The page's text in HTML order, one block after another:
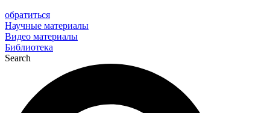
обратиться
Научные материалы
Видео материалы
Библиотека
Search